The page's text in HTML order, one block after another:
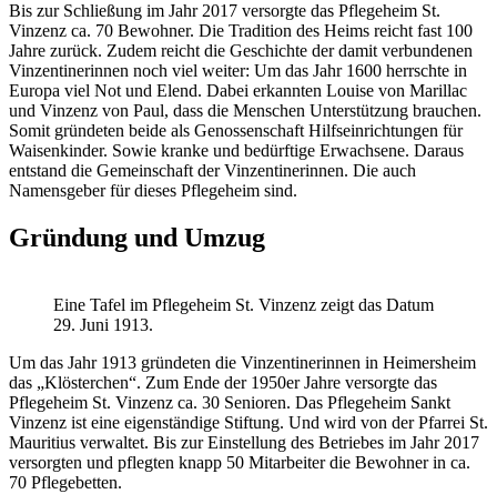
Bis zur Schließung im Jahr 2017 versorgte das Pflegeheim St.
Vinzenz ca. 70 Bewohner. Die Tradition des Heims reicht fast 100
Jahre zurück. Zudem reicht die Geschichte der damit verbundenen
Vinzentinerinnen noch viel weiter: Um das Jahr 1600 herrschte in
Europa viel Not und Elend. Dabei erkannten Louise von Marillac
und Vinzenz von Paul, dass die Menschen Unterstützung brauchen.
Somit gründeten beide als Genossenschaft Hilfseinrichtungen für
Waisenkinder. Sowie kranke und bedürftige Erwachsene. Daraus
entstand die Gemeinschaft der Vinzentinerinnen. Die auch
Namensgeber für dieses Pflegeheim sind.
Gründung und Umzug
Eine Tafel im Pflegeheim St. Vinzenz zeigt das Datum
29. Juni 1913.
Um das Jahr 1913 gründeten die Vinzentinerinnen in Heimersheim
das „Klösterchen“. Zum Ende der 1950er Jahre versorgte das
Pflegeheim St. Vinzenz ca. 30 Senioren. Das Pflegeheim Sankt
Vinzenz ist eine eigenständige Stiftung. Und wird von der Pfarrei St.
Mauritius verwaltet. Bis zur Einstellung des Betriebes im Jahr 2017
versorgten und pflegten knapp 50 Mitarbeiter die Bewohner in ca.
70 Pflegebetten.